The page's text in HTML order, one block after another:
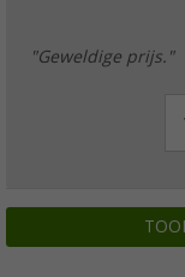
"Geweldige prijs."